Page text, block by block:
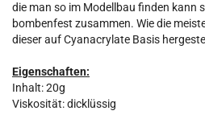
die man so im Modellbau finden kann
bombenfest zusammen. Wie die
dieser auf Cyanacrylate Basis
Eigenschaften:
Inhalt: 20g
Viskosität: dicklüssig